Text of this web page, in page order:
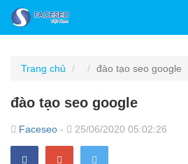
Trang chủ đào tạo seo google
đào tạo seo google
Faceseo - 25/06/2020 05:02:26